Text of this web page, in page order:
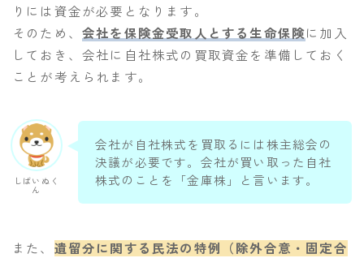
りには資金が必要となります。
そのため、 会社を保険金受取人とする生命保険に加入
しておき、会社に自社株式の買取資金を準備しておく
ことが考えられます。
しばいぬく
ん
会社が自社株式を買取るには株主総会の
決議が必要です。会社が買い取った自社
株式のことを「金庫株」と言います。
また、 遺留分に関する民法の特例（除外合意・固定合